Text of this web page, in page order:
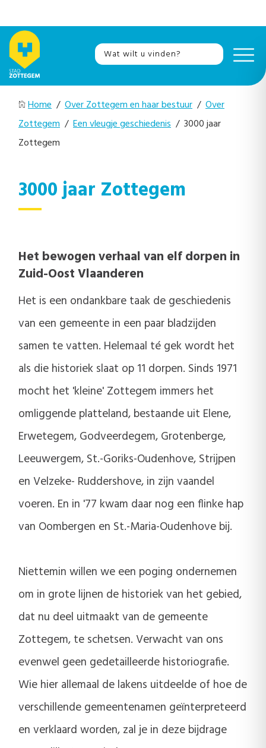
Home / Over Zottegem en haar bestuur / Over
Zottegem / Een vleugje geschiedenis / 3000 jaar
Zottegem
3000 jaar Zottegem
Het bewogen verhaal van elf dorpen in
Zuid-Oost Vlaanderen
Het is een ondankbare taak de geschiedenis
van een gemeente in een paar bladzijden
samen te vatten. Helemaal té gek wordt het
als die historiek slaat op 11 dorpen. Sinds 1971
mocht het 'kleine' Zottegem immers het
omliggende platteland, bestaande uit Elene,
Erwetegem, Godveerdegem, Grotenberge,
Leeuwergem, St.-Goriks-Oudenhove, Strijpen
en Velzeke- Ruddershove, in zijn vaandel
voeren. En in '77 kwam daar nog een flinke hap
van Oombergen en St.-Maria-Oudenhove bij.
Niettemin willen we een poging ondernemen
om in grote lijnen de historiek van het gebied,
dat nu deel uitmaakt van de gemeente
Zottegem, te schetsen. Verwacht van ons
evenwel geen gedetailleerde historiografie.
Wie hier allemaal de lakens uitdeelde of hoe de
verschillende gemeentenamen geïnterpreteerd
en verklaard worden, zal je in deze bijdrage